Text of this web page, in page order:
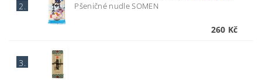
2. Pšeničné nudle SOMEN
260 Kč
3.